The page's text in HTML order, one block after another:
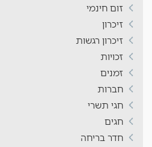
זום חינמי
זיכרון
זיכרון רגשות
זכויות
זמנים
חברות
חגי תשרי
חגים
חדר בריחה